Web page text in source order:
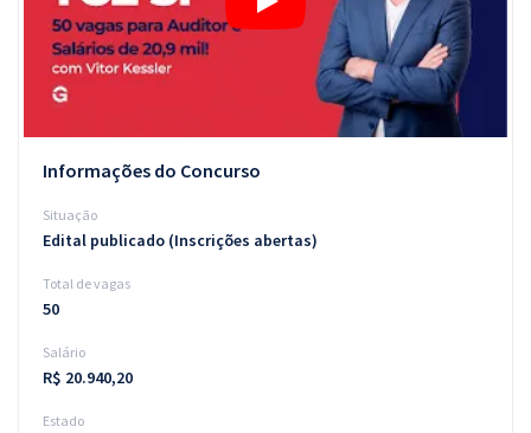
Aprovados
Atendimento
Informações do Concurso
Situação
Edital publicado (Inscrições abertas)
Total de vagas
50
Salário
R$ 20.940,20
Estado